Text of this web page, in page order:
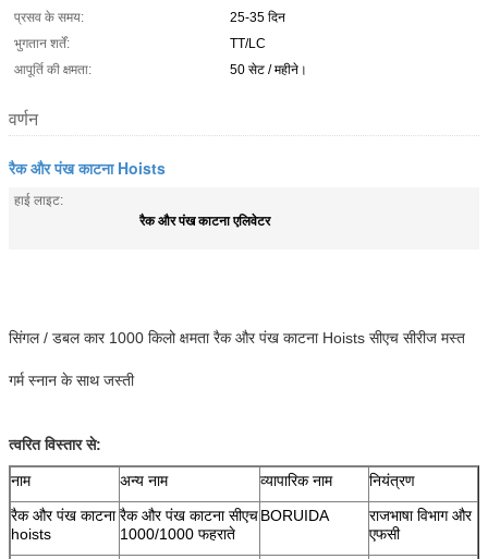
प्रसव के समय:
25-35 दिन
भुगतान शर्तें:
TT/LC
आपूर्ति की क्षमता:
50 सेट / महीने।
वर्णन
रैक और पंख काटना Hoists
हाई लाइट:
रैक और पंख काटना एलिवेटर
सिंगल / डबल कार 1000 किलो क्षमता रैक और पंख काटना Hoists सीएच सीरीज मस्त
गर्म स्नान के साथ जस्ती
त्वरित विस्तार से:
नाम अन्य नाम व्यापारिक नाम
नियंत्रण
रैक और पंख काटना
hoists
रैक और पंख काटना सीएच
1000/1000 फहराते
BORUIDA
राजभाषा विभाग और
एफसी